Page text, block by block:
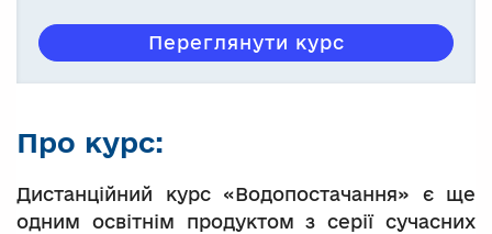
Переглянути курс
Про курс:
Дистанційний курс «Водопостачання» є ще
одним освітнім продуктом з серії сучасних